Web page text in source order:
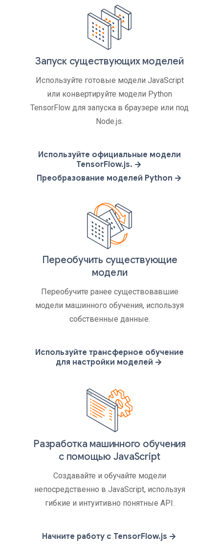
Запуск существующих моделей
Используйте готовые модели JavaScript
или конвертируйте модели Python
TensorFlow для запуска в браузере или под
Node.js.
Используйте официальные модели
TensorFlow.js.
Преобразование моделей Python
Переобучить существующие
модели
Переобучите ранее существовавшие
модели машинного обучения, используя
собственные данные.
Используйте трансферное обучение
для настройки моделей
Разработка машинного обучения
с помощью JavaScript
Создавайте и обучайте модели
непосредственно в JavaScript, используя
гибкие и интуитивно понятные API.
Начните работу с TensorFlow.js